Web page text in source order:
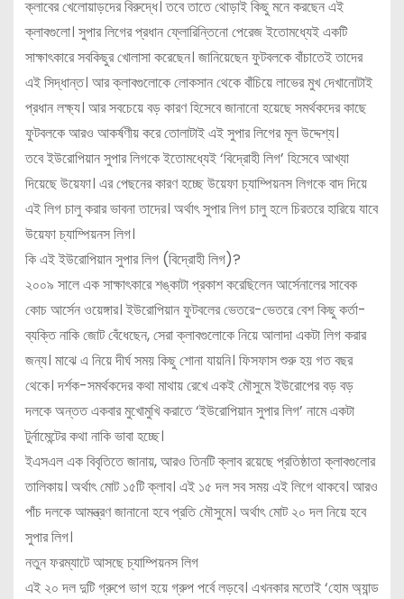
ক্লাবের খেলোয়াড়দের বিরুদ্ধে। তবে তাতে থোড়াই কিছু মনে করছেন এই
ক্লাবগুলো। সুপার লিগের প্রধান ফ্লোরিন্তিনো পেরেজ ইতোমধ্যেই একটি
সাক্ষাৎকারে সবকিছুর খোলাসা করেছেন। জানিয়েছেন ফুটবলকে বাঁচাতেই তাদের
এই সিদ্ধান্ত। আর ক্লাবগুলোকে লোকসান থেকে বাঁচিয়ে লাভের মুখ দেখানোটাই
প্রধান লক্ষ্য। আর সবচেয়ে বড় কারণ হিসেবে জানানো হয়েছে সমর্থকদের কাছে
ফুটবলকে আরও আকর্ষণীয় করে তোলাটাই এই সুপার লিগের মূল উদ্দেশ্য।
তবে ইউরোপিয়ান সুপার লিগকে ইতোমধ্যেই ‘বিদ্রোহী লিগ’ হিসেবে আখ্যা
দিয়েছে উয়েফা। এর পেছনের কারণ হচ্ছে উয়েফা চ্যাম্পিয়নস লিগকে বাদ দিয়ে
এই লিগ চালু করার ভাবনা তাদের। অর্থাৎ সুপার লিগ চালু হলে চিরতরে হারিয়ে যাবে
উয়েফা চ্যাম্পিয়নস লিগ।
কি এই ইউরোপিয়ান সুপার লিগ (বিদ্রোহী লিগ)?
২০০৯ সালে এক সাক্ষাৎকারে শঙ্কাটা প্রকাশ করেছিলেন আর্সেনালের সাবেক
কোচ আর্সেন ওয়েঙ্গার। ইউরোপিয়ান ফুটবলের ভেতরে-ভেতরে বেশ কিছু কর্তা-
ব্যক্তি নাকি জোট বেঁধেছেন, সেরা ক্লাবগুলোকে নিয়ে আলাদা একটা লিগ করার
জন্য। মাঝে এ নিয়ে দীর্ঘ সময় কিছু শোনা যায়নি। ফিসফাস শুরু হয় গত বছর
থেকে। দর্শক-সমর্থকদের কথা মাথায় রেখে একই মৌসুমে ইউরোপের বড় বড়
দলকে অন্তত একবার মুখোমুখি করাতে ‘ইউরোপিয়ান সুপার লিগ’ নামে একটা
টুর্নামেন্টের কথা নাকি ভাবা হচ্ছে।
ইএসএল এক বিবৃতিতে জানায়, আরও তিনটি ক্লাব রয়েছে প্রতিষ্ঠাতা ক্লাবগুলোর
তালিকায়। অর্থাৎ মোট ১৫টি ক্লাব। এই ১৫ দল সব সময় এই লিগে থাকবে। আরও
পাঁচ দলকে আমন্ত্রণ জানানো হবে প্রতি মৌসুমে। অর্থাৎ মোট ২০ দল নিয়ে হবে
সুপার লিগ।
নতুন ফরম্যাটে আসছে চ্যাম্পিয়নস লিগ
এই ২০ দল দুটি গ্রুপে ভাগ হয়ে গ্রুপ পর্বে লড়বে। এখনকার মতোই ‘হোম অ্যান্ড